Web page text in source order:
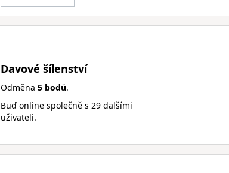
Davové šílenství
Odměna 5 bodů.
Buď online společně s 29 dalšími
uživateli.